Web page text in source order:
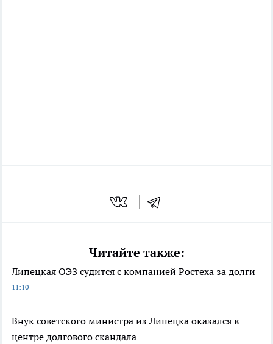
Читайте также:
Липецкая ОЭЗ судится с компанией Ростеха за долги
11:10
Внук советского министра из Липецка оказался в
центре долгового скандала